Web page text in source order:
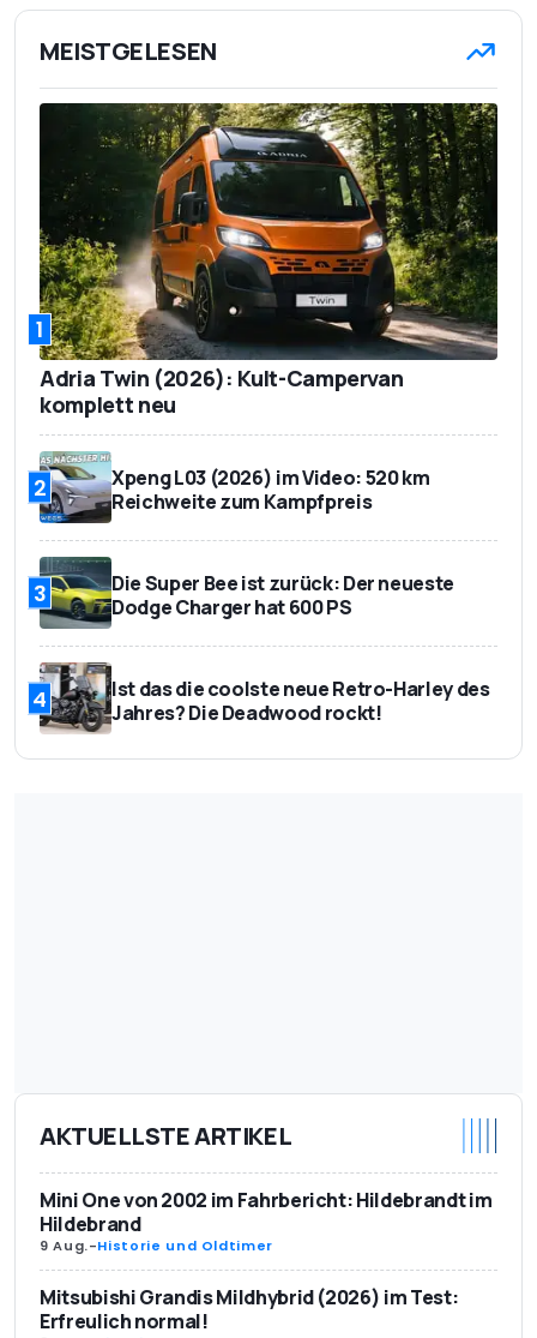
MEISTGELESEN
1
Adria Twin (2026): Kult-Campervan
komplett neu
2
Xpeng L03 (2026) im Video: 520 km
Reichweite zum Kampfpreis
3
Die Super Bee ist zurück: Der neueste
Dodge Charger hat 600 PS
4
Ist das die coolste neue Retro-Harley des
Jahres? Die Deadwood rockt!
AKTUELLSTE ARTIKEL
Mini One von 2002 im Fahrbericht: Hildebrandt im
Hildebrand
9 Aug.-Historie und Oldtimer
Mitsubishi Grandis Mildhybrid (2026) im Test:
Erfreulich normal!